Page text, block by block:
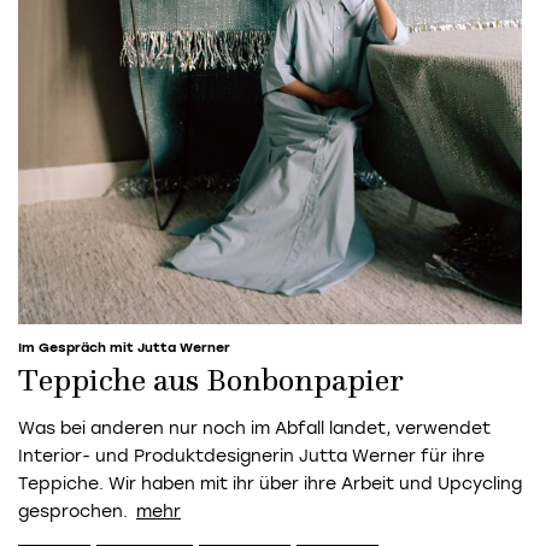
Im Gespräch mit Jutta Werner
Teppiche aus Bonbonpapier
Was bei anderen nur noch im Abfall landet, verwendet
Interior- und Produktdesignerin Jutta Werner für ihre
Teppiche. Wir haben mit ihr über ihre Arbeit und Upcycling
gesprochen.